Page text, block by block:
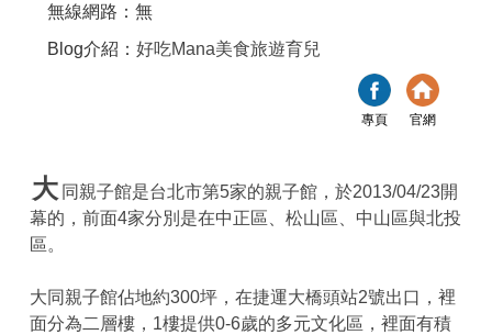
無線網路：無
Blog介紹： 好吃Mana美食旅遊育兒
專頁 官網
大 同親子館是台北市第5家的親子館，於2013/04/23開
幕的，前面4家分別是在中正區、松山區、中山區與北投
區。
大同親子館佔地約300坪，在捷運大橋頭站2號出口，裡
面分為二層樓，1樓提供0-6歲的多元文化區，裡面有積